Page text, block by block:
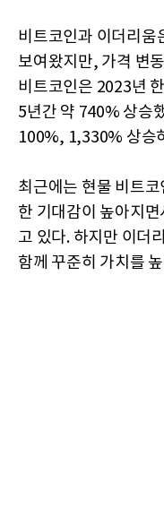
비트코인과 이더리움
보여왔지만, 가격 변
비트코인은 2023년
5년간 약 740% 상승
100%, 1,330% 상승
최근에는 현물 비트
한 기대감이 높아지
고 있다. 하지만 이더
함께 꾸준히 가치를